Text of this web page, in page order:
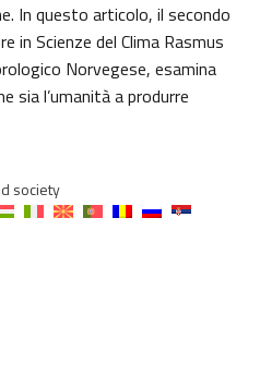
In questo articolo, il secondo
in Scienze del Clima Rasmus
Norvegese, esamina
sia l’umanità a produrre
society